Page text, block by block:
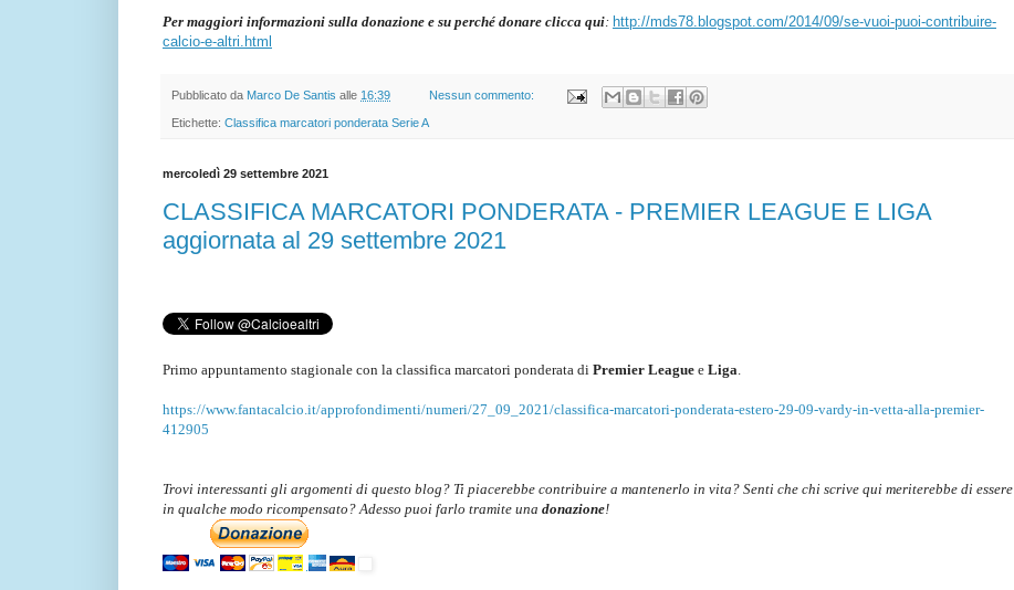
Per maggiori informazioni sulla donazione e su perché donare clicca qui: http://mds78.blogspot.com/2014/09/se-vuoi-puoi-contribuire-
calcio-e-altri.html
Pubblicato da Marco De Santis alle 16:39 Nessun commento:
Etichette: Classifica marcatori ponderata Serie A
mercoledì 29 settembre 2021
CLASSIFICA MARCATORI PONDERATA - PREMIER LEAGUE E LIGA
aggiornata al 29 settembre 2021
Primo appuntamento stagionale con la classifica marcatori ponderata di Premier League e Liga.
https://www.fantacalcio.it/approfondimenti/numeri/27_09_2021/classifica-marcatori-ponderata-estero-29-09-vardy-in-vetta-alla-premier-
412905
Trovi interessanti gli argomenti di questo blog? Ti piacerebbe contribuire a mantenerlo in vita? Senti che chi scrive qui meriterebbe di essere
in qualche modo ricompensato? Adesso puoi farlo tramite una donazione!